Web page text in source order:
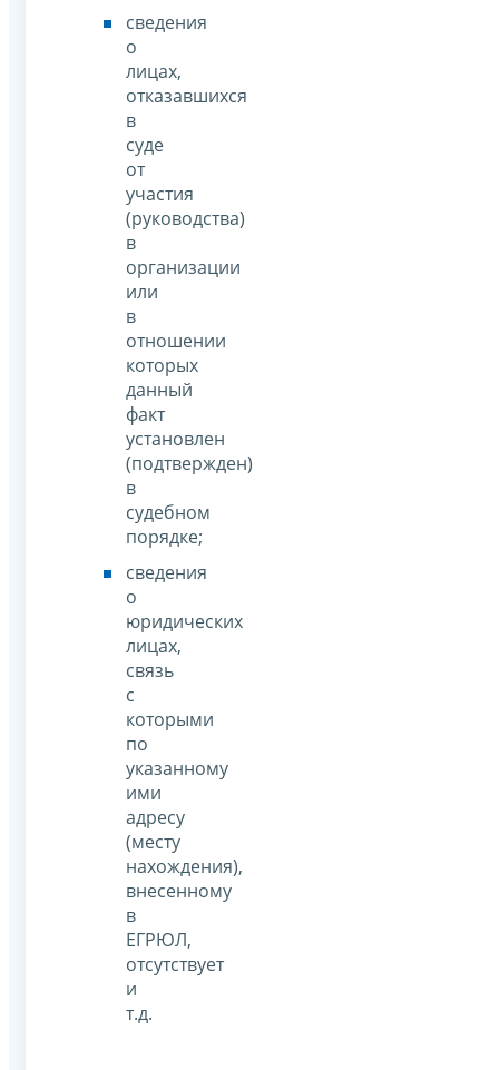
сведения
о
лицах,
отказавшихся
в
суде
от
участия
(руководства)
в
организации
или
в
отношении
которых
данный
факт
установлен
(подтвержден)
в
судебном
порядке;
сведения
о
юридических
лицах,
связь
с
которыми
по
указанному
ими
адресу
(месту
нахождения),
внесенному
в
ЕГРЮЛ,
отсутствует
и
т.д.